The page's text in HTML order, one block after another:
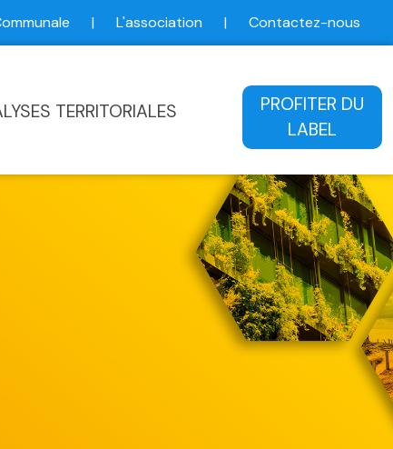
| L'association | Contactez-nous
TERRITORIALES
PROFITER DU
LABEL